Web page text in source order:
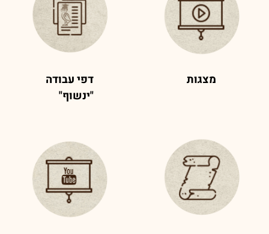
מצגות
דפי עבודה
"ינשוף"